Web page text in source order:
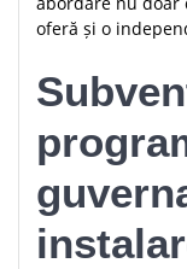
oferă și o